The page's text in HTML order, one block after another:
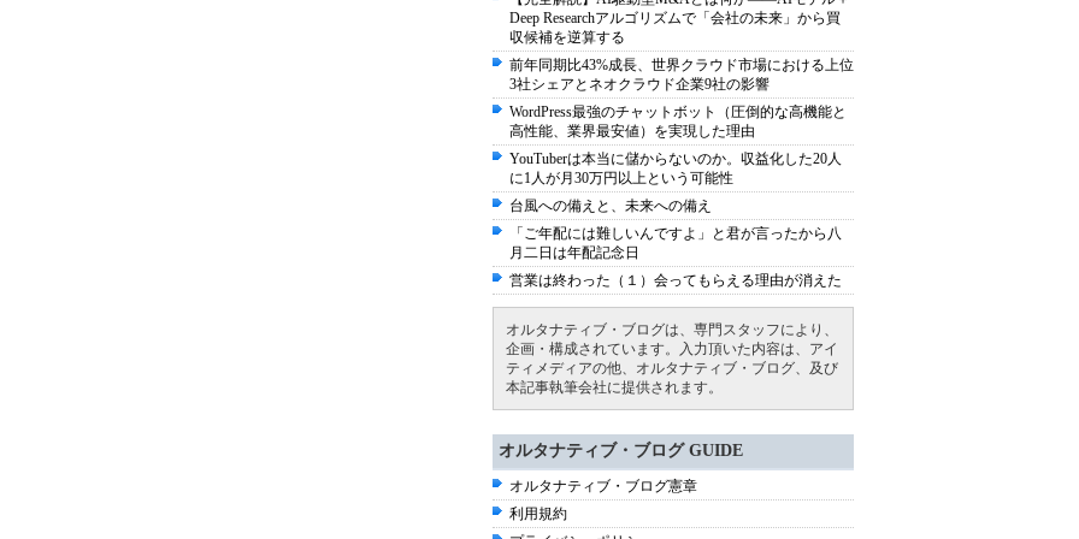
Deep Researchアルゴリズムで「会社の未来」から買
収候補を逆算する
前年同期比43%成長、世界クラウド市場における上位
3社シェアとネオクラウド企業9社の影響
WordPress最強のチャットボット（圧倒的な高機能と
高性能、業界最安値）を実現した理由
YouTuberは本当に儲からないのか。収益化した20人
に1人が月30万円以上という可能性
台風への備えと、未来への備え
「ご年配には難しいんですよ」と君が言ったから八
月二日は年配記念日
営業は終わった（１）会ってもらえる理由が消えた
オルタナティブ・ブログは、専門スタッフにより、
企画・構成されています。入力頂いた内容は、アイ
ティメディアの他、オルタナティブ・ブログ、及び
本記事執筆会社に提供されます。
オルタナティブ・ブログ GUIDE
オルタナティブ・ブログ憲章
利用規約